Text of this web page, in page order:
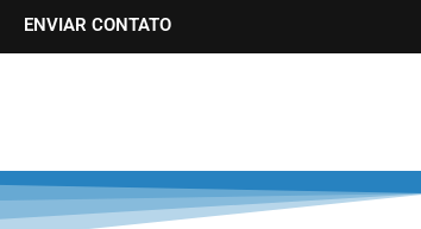
ENVIAR CONTATO